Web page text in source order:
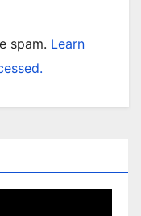
spam. Learn